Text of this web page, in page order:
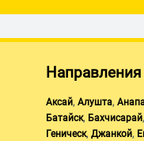
Направления
Аксай, Алушта,
Батайск, Бахчисарай,
Геническ, Джанкой,